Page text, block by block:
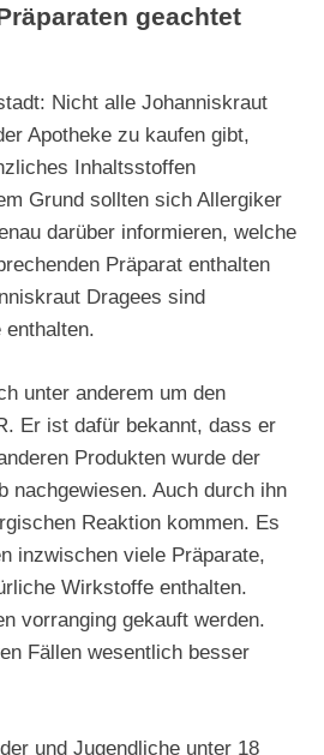
geachtet
Nicht alle Johanniskraut
Apotheke zu kaufen gibt,
Inhaltsstoffen
Grund sollten sich Allergiker
darüber informieren, welche
Präparat enthalten
Dragees sind
unter anderem um den
Er ist dafür bekannt, dass er
Produkten wurde der
nachgewiesen. Auch durch ihn
Reaktion kommen. Es
inzwischen viele Präparate,
Wirkstoffe enthalten.
vorranging gekauft werden.
Fällen wesentlich besser
und Jugendliche unter 18